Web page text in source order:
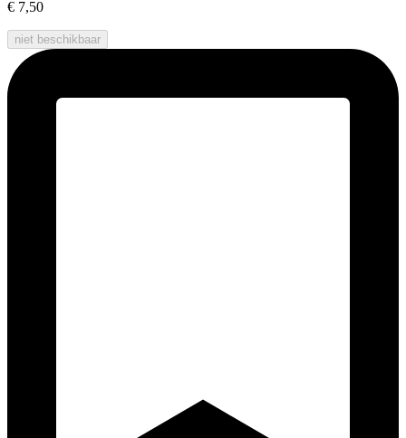
€ 7,50
niet beschikbaar